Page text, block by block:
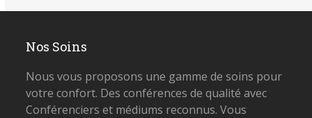
Nos Soins
Nous vous proposons une gamme de soins pour
votre confort. Des conférences de qualité avec
Conférenciers et médiums reconnus. Vous